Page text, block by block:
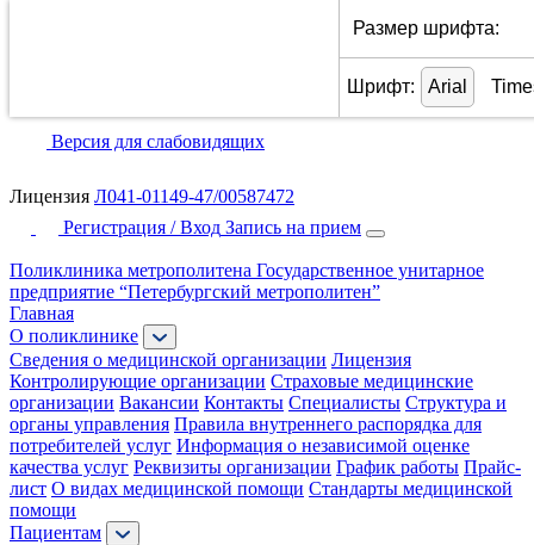
Размер шрифта:
Шрифт: Arial
Версия для слабовидящих
Лицензия Л041-01149-47/00587472
Регистрация / Вход Запись на прием
Поликлиника метрополитена Государственное унитарное
предприятие “Петербургский метрополитен”
Главная
О поликлинике
Сведения о медицинской организации Лицензия
Контролирующие организации Страховые медицинские
организации Вакансии Контакты Специалисты Структура и
органы управления Правила внутреннего распорядка для
потребителей услуг Информация о независимой оценке
качества услуг Реквизиты организации График работы Прайс-
лист О видах медицинской помощи Стандарты медицинской
помощи
Пациентам